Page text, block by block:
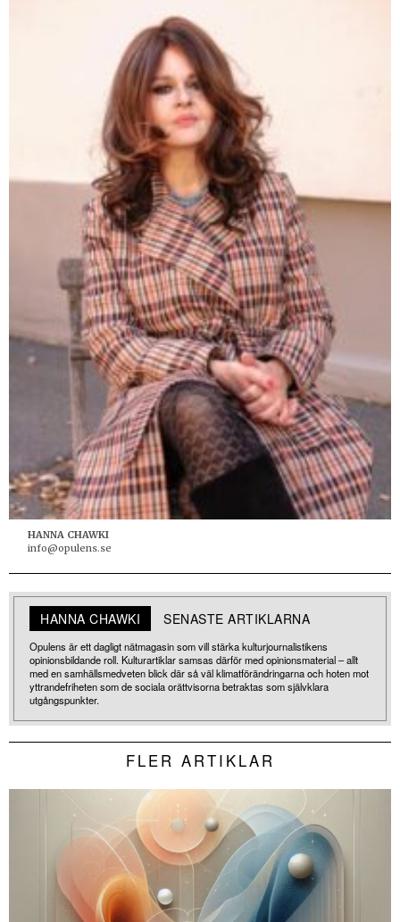
HANNA CHAWKI
info@opulens.se
HANNA CHAWKI SENASTE ARTIKLARNA
Opulens är ett dagligt nätmagasin som vill stärka kulturjournalistikens
opinionsbildande roll. Kulturartiklar samsas därför med opinionsmaterial – allt
med en samhällsmedveten blick där så väl klimatförändringarna och hoten mot
yttrandefriheten som de sociala orättvisorna betraktas som självklara
utgångspunkter.
FLER ARTIKLAR